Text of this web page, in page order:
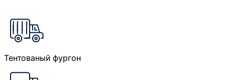
Тентованый фургон